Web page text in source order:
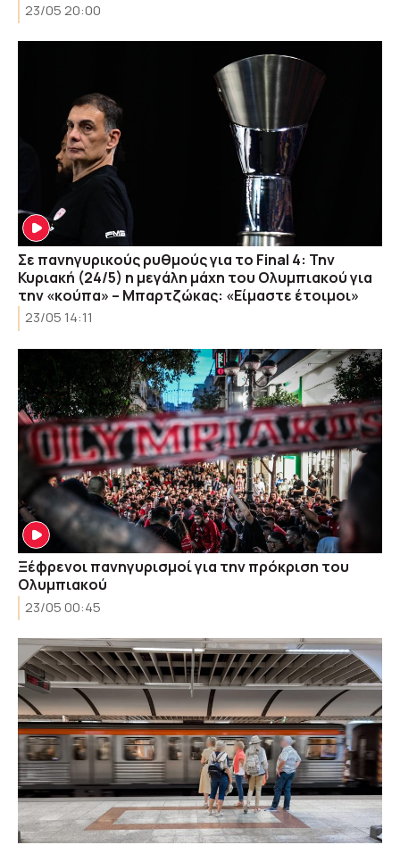
23/05 20:00
Σε πανηγυρικούς ρυθμούς για το Final 4: Την
Κυριακή (24/5) η μεγάλη μάχη του Ολυμπιακού για
την «κούπα» – Μπαρτζώκας: «Είμαστε έτοιμοι»
23/05 14:11
Ξέφρενοι πανηγυρισμοί για την πρόκριση του
Ολυμπιακού
23/05 00:45